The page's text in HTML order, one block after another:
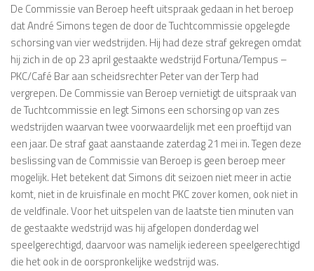
De Commissie van Beroep heeft uitspraak gedaan in het beroep
dat André Simons tegen de door de Tuchtcommissie opgelegde
schorsing van vier wedstrijden. Hij had deze straf gekregen omdat
hij zich in de op 23 april gestaakte wedstrijd Fortuna/Tempus –
PKC/Café Bar aan scheidsrechter Peter van der Terp had
vergrepen. De Commissie van Beroep vernietigt de uitspraak van
de Tuchtcommissie en legt Simons een schorsing op van zes
wedstrijden waarvan twee voorwaardelijk met een proeftijd van
een jaar. De straf gaat aanstaande zaterdag 21 mei in. Tegen deze
beslissing van de Commissie van Beroep is geen beroep meer
mogelijk. Het betekent dat Simons dit seizoen niet meer in actie
komt, niet in de kruisfinale en mocht PKC zover komen, ook niet in
de veldfinale. Voor het uitspelen van de laatste tien minuten van
de gestaakte wedstrijd was hij afgelopen donderdag wel
speelgerechtigd, daarvoor was namelijk iedereen speelgerechtigd
die het ook in de oorspronkelijke wedstrijd was.